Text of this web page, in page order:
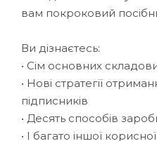
вам покроковий
Ви дізнаєтесь:
• Сім основних
• Нові стратегії
підписників
• Десять способів
• І багато іншої